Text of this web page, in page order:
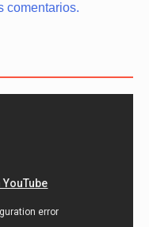
comentarios.